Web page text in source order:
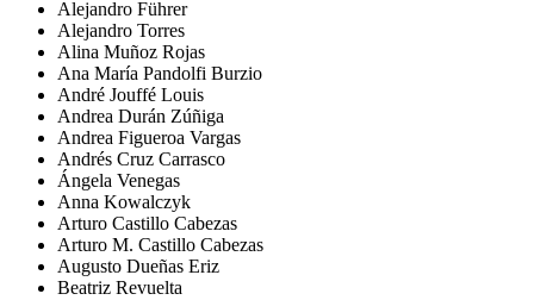
Alejandro Führer
Alejandro Torres
Alina Muñoz Rojas
Ana María Pandolfi Burzio
André Jouffé Louis
Andrea Durán Zúñiga
Andrea Figueroa Vargas
Andrés Cruz Carrasco
Ángela Venegas
Anna Kowalczyk
Arturo Castillo Cabezas
Arturo M. Castillo Cabezas
Augusto Dueñas Eriz
Beatriz Revuelta